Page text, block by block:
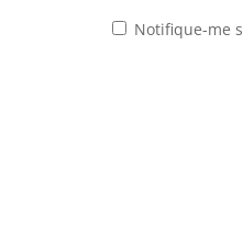
Notifique-me